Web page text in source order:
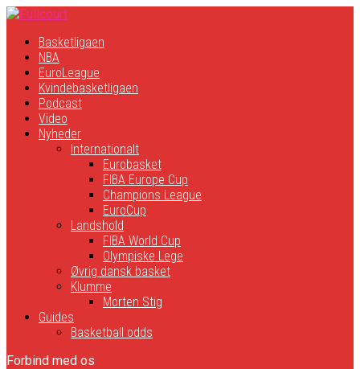
Basketligaen
NBA
EuroLeague
Kvindebasketligaen
Podcast
Video
Nyheder
Internationalt
Eurobasket
FIBA Europe Cup
Champions League
EuroCup
Landshold
FIBA World Cup
Olympiske Lege
Øvrig dansk basket
Klumme
Morten Stig
Guides
Basketball odds
Forbind med os